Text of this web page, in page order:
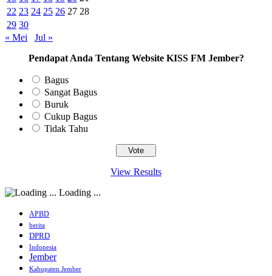
22 23 24 25 26 27 28
29 30
« Mei
Jul »
Pendapat Anda Tentang Website KISS FM Jember?
Bagus
Sangat Bagus
Buruk
Cukup Bagus
Tidak Tahu
View Results
Loading ...
APBD
berita
DPRD
Indonesia
Jember
Kabupaten Jember